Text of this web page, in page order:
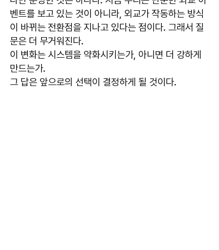
벤트를 보고 있는 것이 아니라, 외교가 작동하는 방식
이 바뀌는 전환점을 지나고 있다는 점이다. 그래서 질
문은 더 무거워진다.
이 변화는 시스템을 약화시키는가, 아니면 더 강하게
만드는가.
그 답은 앞으로의 선택이 결정하게 될 것이다.